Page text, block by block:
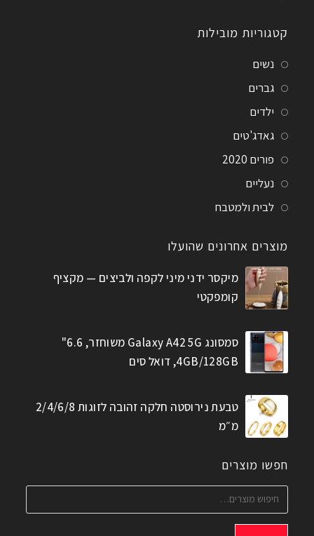
קטגוריות מובילות
נשים
גברים
ילדים
גאדג'טים
פורים 2020
נעליים
לבית ולמטבח
מוצרים אחרונים שהועלו
מיקסר ידני מיני לקפה ולביצים — מקציף
קומפקטי
סמסונג Galaxy A42 5G משוחזר, 6.6"
4GB/128GB, דואל סים
טבעת נירוסטה חלקה זהובה לזוגות 2/4/6/8
מ״מ
חפשו מוצרים